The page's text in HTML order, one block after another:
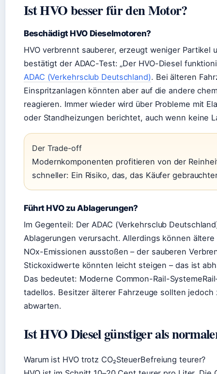
Ist HVO besser für den Motor?
Beschädigt HVO Dieselmotoren?
HVO verbrennt sauberer, erzeugt weniger Partikel
bestätigt der ADAC-Test: „Der HVO-Diesel
ADAC (Verkehrsclub Deutschland). Bei älteren
Einspritzanlagen könnten aber auf die andere
reagieren. Immer wieder wird über Probleme mit
oder Standheizungen berichtet, auch wenn keine
Der Trade-off
Modernkomponenten profitieren von der
schneller: Ein Risiko, das, das Käufer
Führt HVO zu Ablagerungen?
Im Gegenteil: Der ADAC (Verkehrsclub
Ablagerungen verursacht. Allerdings können
NOx-Emissionen ausstoßen – der sauberen
Stickoxidwerte könnten leicht steigen – das ist
Das bedeutet: Moderne Common-Rail-
tadellos. Besitzer älterer Fahrzeuge sollten
abwarten.
Ist HVO Diesel günstiger als
Warum ist HVO trotz CO₂SteuerBefreiung teurer?